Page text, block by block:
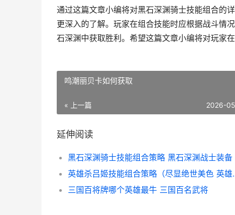
通过这篇文章小编将对黑石深渊骑士技能组合的
更深入的了解。玩家在组合技能时应根据战斗情
石深渊中获取胜利。希望这篇文章小编将对玩家
鸣潮丽贝卡如何获取
« 上一篇 2026-
延伸阅读
黑石深渊骑士技能组合策略 黑石深渊战士装备
英雄杀吕姬技
三国百将牌哪个英雄最牛 三国百名武将